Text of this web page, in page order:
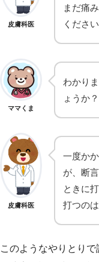
皮膚科医
まだ痛
ください
ママくま
わかり
ょうか
皮膚科医
一度か
が、断
ときに
打つの
このようなやりとり